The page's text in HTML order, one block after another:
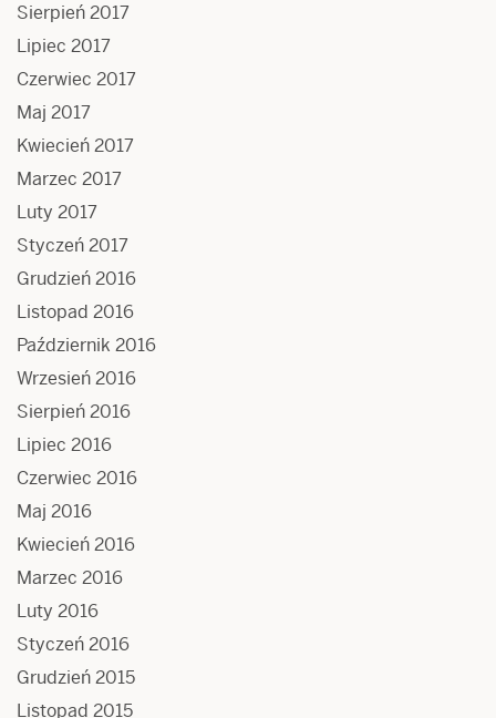
Sierpień 2017
Lipiec 2017
Czerwiec 2017
Maj 2017
Kwiecień 2017
Marzec 2017
Luty 2017
Styczeń 2017
Grudzień 2016
Listopad 2016
Październik 2016
Wrzesień 2016
Sierpień 2016
Lipiec 2016
Czerwiec 2016
Maj 2016
Kwiecień 2016
Marzec 2016
Luty 2016
Styczeń 2016
Grudzień 2015
Listopad 2015